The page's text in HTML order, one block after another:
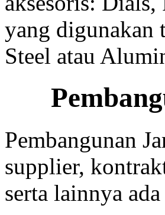
yang digunakan
Steel atau
Pembangunan
supplier,
serta lainnya